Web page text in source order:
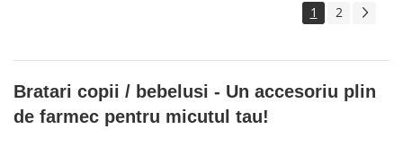
1 2
Bratari copii / bebelusi - Un accesoriu plin
de farmec pentru micutul tau!